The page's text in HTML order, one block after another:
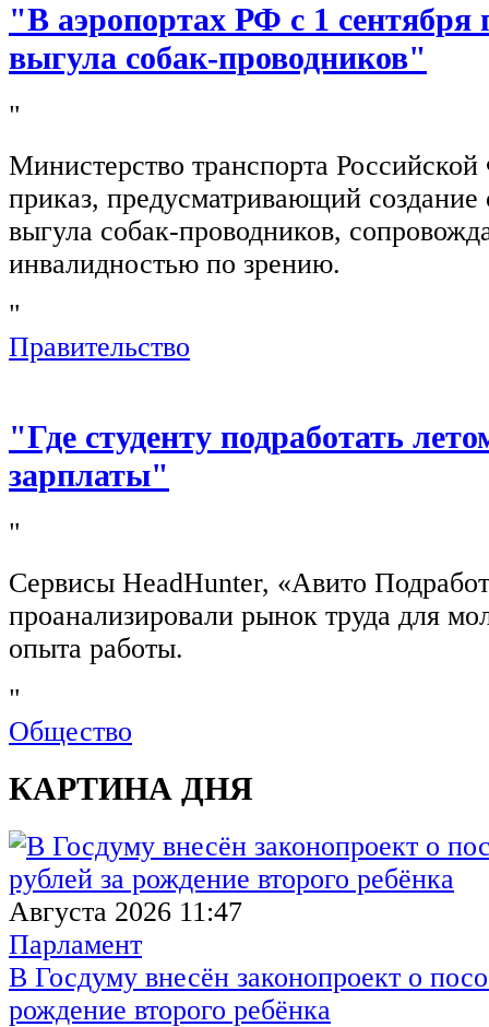
"В аэропортах РФ с 1 сентября
выгула собак-проводников"
"
Министерство транспорта
приказ, предусматривающий создание
выгула собак-проводников,
инвалидностью по зрению.
"
Правительство
"Где студенту подработать
зарплаты"
"
Сервисы HeadHunter, «Авито
проанализировали рынок труда для
опыта работы.
"
Общество
КАРТИНА ДНЯ
Августа 2026 11:47
Парламент
В Госдуму внесён законопроект о
рождение второго ребёнка